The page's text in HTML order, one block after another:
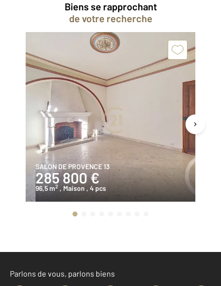
Biens se rapprochant
de votre recherche
SALON DE PROVENCE 13
285 800 €
96,5 m2 , Maison , 4 pcs
Parlons de vous, parlons biens